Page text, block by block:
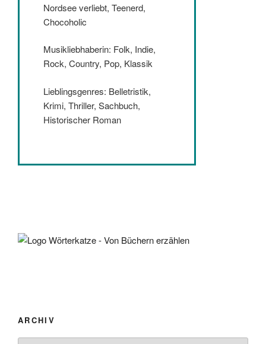
Nordsee verliebt, Teenerd,
Chocoholic
Musikliebhaberin: Folk, Indie,
Rock, Country, Pop, Klassik
Lieblingsgenres: Belletristik,
Krimi, Thriller, Sachbuch,
Historischer Roman
ARCHIV